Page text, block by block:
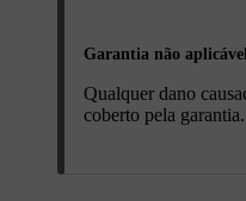
Garantia não aplicável
Qualquer dano
coberto pela garantia.